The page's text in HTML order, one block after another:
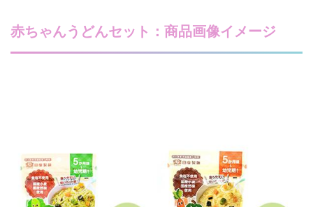
赤ちゃんうどんセット：商品画像イメージ